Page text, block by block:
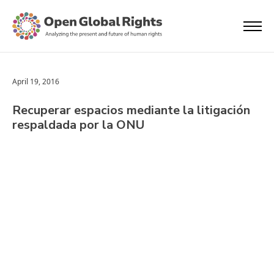
April 19, 2016
Recuperar espacios mediante la litigación
respaldada por la ONU